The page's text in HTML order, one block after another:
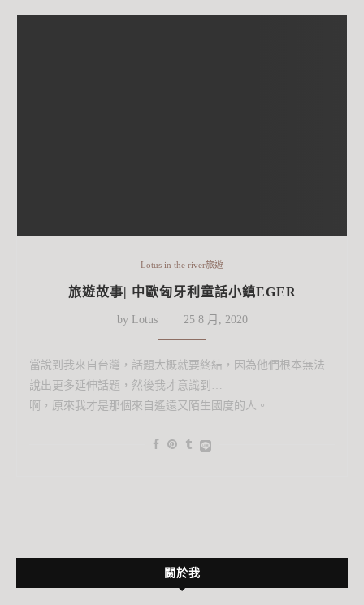
Lotus in the river旅遊
旅遊故事| 中歐匈牙利童話小鎮EGER
by Lotus 25 8 月, 2020
當說到我來自台灣，話題大概就要終結，因為他們根本無法
說出更多延伸話題，然後我才意識到…
啊，原來我才是那個來自遙遠又陌生國度的人。
關於我